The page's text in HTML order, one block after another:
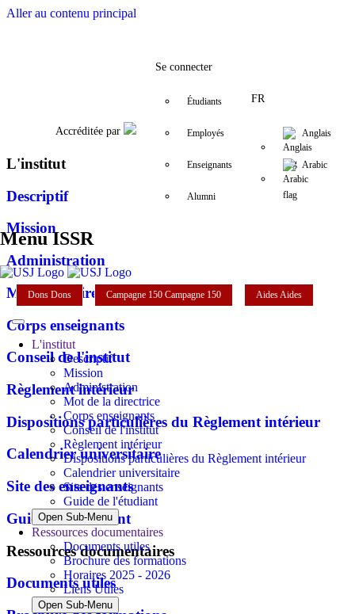
Aller au contenu principal
FacebookTwitter
Accréditée par
Se connecter
Étudiants
Employés
Enseignants
Alumni
FR
Anglais
Arabic
Menu ISSR
Dons Dons Campagne 150 Campagne 150 AidesAides
L'institut
Descriptif
Mission
Administration
Mot de la directrice
Corps enseignants
Conseil de l'institut
Règlement intérieur
Dispositions particulières du Règlement intérieur
Calendrier universitaire
Site des enseignants
Guide de l'étudiant
Open Sub-Menu
Ressources documentaires
Documents utiles
Brochure des formations
Horaires 2025 - 2026
Liens Utiles
Open Sub-Menu
L'institut
Descriptif
Mission
Administration
Mot de la directrice
Corps enseignants
Conseil de l'institut
Règlement intérieur
Dispositions particulières du Règlement intérieur
Calendrier universitaire
Site des enseignants
Guide de l'étudiant
Ressources documentaires
Documents utiles